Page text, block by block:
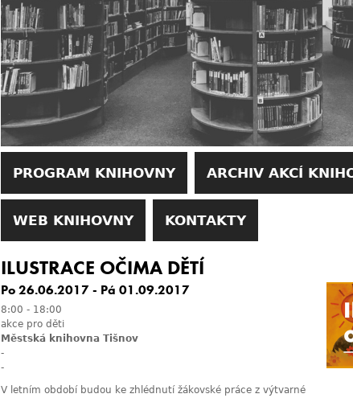
PROGRAM KNIHOVNY ARCHIV AKCÍ
WEB KNIHOVNY KONTAKTY
ILUSTRACE OČIMA DĚTÍ
Po 26.06.2017 - Pá 01.09.2017
8:00 - 18:00
akce pro děti
Městská knihovna Tišnov
-
-
V letním období budou ke zhlédnutí žákovské práce z výtvarné